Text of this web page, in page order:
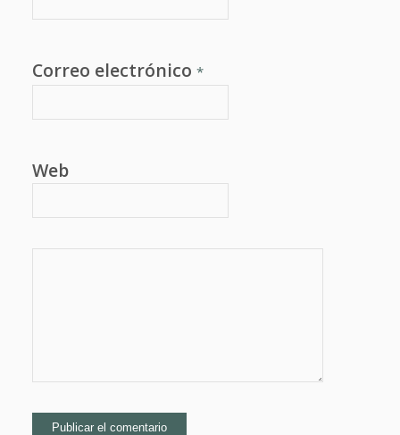
Correo electrónico *
Web